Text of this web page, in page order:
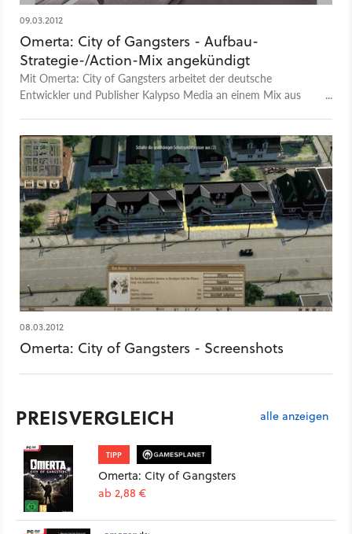
09.03.2012
Omerta: City of Gangsters - Aufbau-
Strategie-/Action-Mix angekündigt
Mit Omerta: City of Gangsters arbeitet der deutsche
Entwickler und Publisher Kalypso Media an einem Mix aus
City der 1920er Jahre.
08.03.2012
Omerta: City of Gangsters - Screenshots
PREISVERGLEICH alle anzeigen
TIPP
Omerta: City of Gangsters
ab 2,88 €